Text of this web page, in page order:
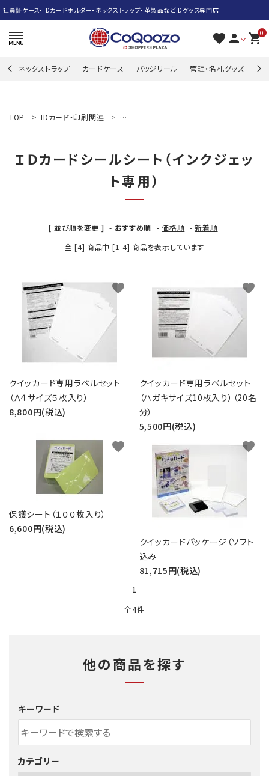
社員証ケース・IDカードホルダー・ネックストラップ・革製品などIDグッズ専門店
favorite person 0
shopping_cart
ネックストラップ カードケース バッジリール 管理・名札グッズ 牛
ようこそ ゲスト 様
person 新規会員登録
バッジリール
管理・名札グッズ
牛革・合皮
その他
プライバシーポリシー
特定商取引法について
お問い合わせ
TOP IDカード・印刷関連 ＩＤカードシールシート（インクジェット専用）
ＩＤカードシールシート（インクジェッ
ト専用）
[ 並び順を変更 ] - おすすめ順 -価格順 -新着順
全 [4] 商品中 [1-4] 商品を表示しています
クイッカード専用ラベルセット
（Ａ４サイズ５枚入り）
8,800円(税込)
favorite
クイッカード専用ラベルセット
（ハガキサイズ10枚入り）（20名
分）
5,500円(税込)
favorite
保護シート（１００枚入り）
6,600円(税込)
favorite
クイッカードパッケージ（ソフト
込み
81,715円(税込)
favorite
1
全4件
他の商品を探す
キーワード
カテゴリー